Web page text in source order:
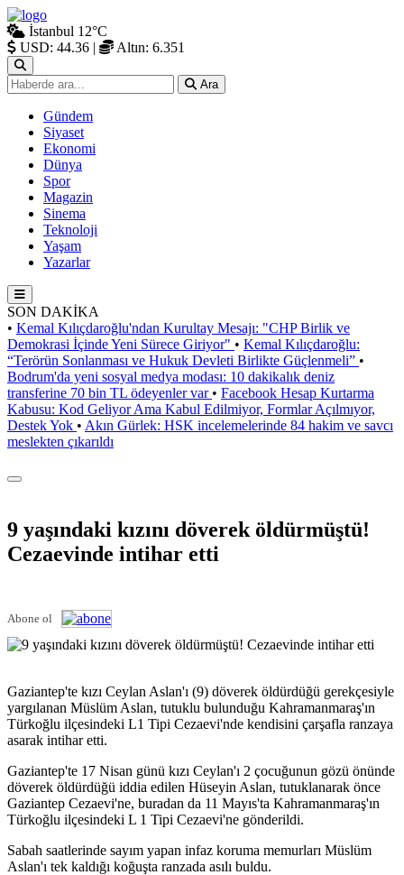
İstanbul 12°C
USD: 44.36 | Altın: 6.351
Ara
Gündem
Siyaset
Ekonomi
Dünya
Spor
Magazin
Sinema
Teknoloji
Yaşam
Yazarlar
SON DAKİKA
• Kemal Kılıçdaroğlu'ndan Kurultay Mesajı: "CHP Birlik ve
Demokrasi İçinde Yeni Sürece Giriyor" • Kemal Kılıçdaroğlu:
“Terörün Sonlanması ve Hukuk Devleti Birlikte Güçlenmeli” •
Bodrum'da yeni sosyal medya modası: 10 dakikalık deniz
transferine 70 bin TL ödeyenler var • Facebook Hesap Kurtarma
Kabusu: Kod Geliyor Ama Kabul Edilmiyor, Formlar Açılmıyor,
Destek Yok • Akın Gürlek: HSK incelemelerinde 84 hakim ve savcı
meslekten çıkarıldı
9 yaşındaki kızını döverek öldürmüştü!
Cezaevinde intihar etti
Abone ol
Gaziantep'te kızı Ceylan Aslan'ı (9) döverek öldürdüğü gerekçesiyle
yargılanan Müslüm Aslan, tutuklu bulunduğu Kahramanmaraş'ın
Türkoğlu ilçesindeki L1 Tipi Cezaevi'nde kendisini çarşafla ranzaya
asarak intihar etti.
Gaziantep'te 17 Nisan günü kızı Ceylan'ı 2 çocuğunun gözü önünde
döverek öldürdüğü iddia edilen Hüseyin Aslan, tutuklanarak önce
Gaziantep Cezaevi'ne, buradan da 11 Mayıs'ta Kahramanmaraş'ın
Türkoğlu ilçesindeki L 1 Tipi Cezaevi'ne gönderildi.
Sabah saatlerinde sayım yapan infaz koruma memurları Müslüm
Aslan'ı tek kaldığı koğuşta ranzada asılı buldu.